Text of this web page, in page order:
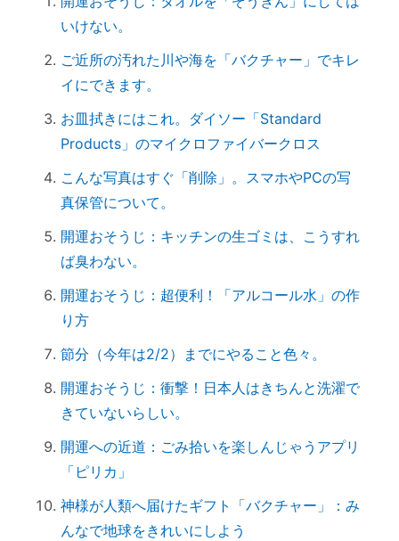
実はNG！？｜やってはいけない参拝マナ
ー７つ
「鉄分」と「温活」で開運♪～鉄瓶を再生
してみた
拭く活は「福活」
怒っている人は「困っている」人。自分に
「産土神社ヒーリング」の流れ
究極のアーシング。「砂浴」でデトックス
してきました（２）
究極のアーシング。「砂浴」でデトックス
してきました（１）
音で世界を整える「天才バイオリニスト
る
ハタキをかけると部屋の波動が上がる♪
情報に振り回されず、必要な情報を受け取
るコツ
非常用トイレ（尿と便を分ければ臭わな
い）
台風を正しく怖がろう ～知って損なし
いけない。
ご近所の汚れた川や海を「バクチャー」でキレ
イにできます。
お皿拭きにはこれ。ダイソー「Standard
Products」のマイクロファイバークロス
こんな写真はすぐ「削除」。スマホやPCの写
真保管について。
開運おそうじ：キッチンの生ゴミは、こうすれ
ば臭わない。
開運おそうじ：超便利！「アルコール水」の作
り方
節分（今年は2/2）までにやること色々。
開運おそうじ：衝撃！日本人はきちんと洗濯で
きていないらしい。
開運への近道：ごみ拾いを楽しんじゃうアプリ
「ピリカ」
神様が人類へ届けたギフト「バクチャー」：み
んなで地球をきれいにしよう